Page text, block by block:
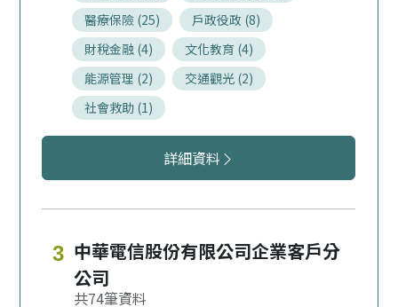
醫療保險 (25)
戶政役政 (8)
財稅金融 (4)
文化教育 (4)
能源管理 (2)
交通觀光 (2)
社會救助 (1)
凌羣電腦股份有限公司服務領域
詳細資料
3 中華電信股份有限公司企業客戶分
公司
74